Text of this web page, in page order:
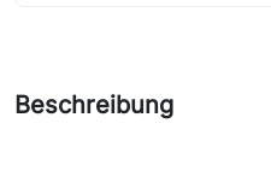
Beschreibung